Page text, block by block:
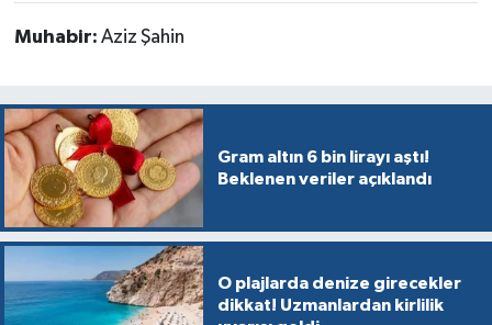
Muhabir: Aziz Şahin
Gram altın 6 bin lirayı aştı!
Beklenen veriler açıklandı
O plajlarda denize girecekler
dikkat! Uzmanlardan kirlilik